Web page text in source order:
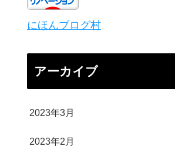
にほんブログ村
アーカイブ
2023年3月
2023年2月